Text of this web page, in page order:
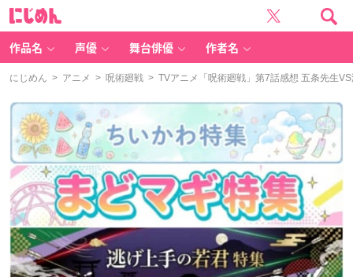
作品名 声優 舞台俳優 作者名
にじめん > アニメ > 呪術廻戦 > TVアニメ「呪術廻戦」第7話感想 五条先生